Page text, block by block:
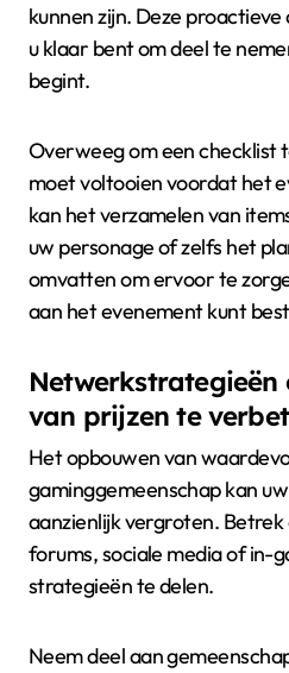
kunnen zijn. Deze
u klaar bent om deel te
begint.
Overweeg om een checklist
moet voltooien voordat het
kan het verzamelen van
uw personage of zelfs het
omvatten om ervoor te
aan het evenement kunt
Netwerkstrategieën
van prijzen te
Het opbouwen van
gaminggemeenschap kan
aanzienlijk vergroten. Betrek
forums, sociale media of in-
strategieën te delen.
Neem deel aan